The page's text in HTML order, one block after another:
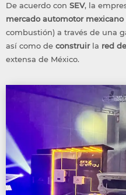
De acuerdo con SEV, la
mercado automotor mexicano
combustión) a través de una
así como de construirla red de
extensa de México.